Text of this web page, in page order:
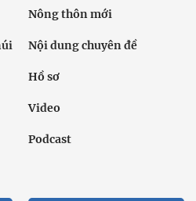
Nông thôn mới
Nội dung chuyên đề
Hồ sơ
Video
Podcast